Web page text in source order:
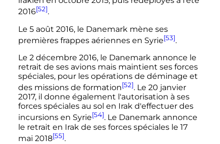
2016[52].
Le 5 août 2016, le Danemark mène ses
premières frappes aériennes en Syrie[53].
Le 2 décembre 2016, le Danemark annonce le
retrait de ses avions mais maintient ses forces
spéciales, pour les opérations de déminage et
des missions de formation[52]. Le 20 janvier
2017, il donne également l'autorisation à ses
forces spéciales au sol en Irak d'effectuer des
incursions en Syrie[54]. Le Danemark annonce
le retrait en Irak de ses forces spéciales le 17
mai 2018[55].